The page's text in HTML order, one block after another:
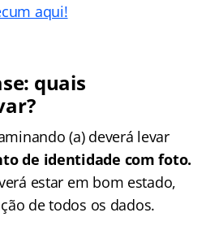
aqui!
quais
(a) deverá levar
de identidade com foto.
estar em bom estado,
de todos os dados.